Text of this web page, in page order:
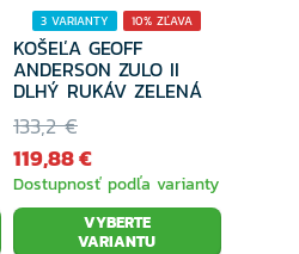
3 VARIANTY 10% ZĽAVA
KOŠEĽA GEOFF
ANDERSON ZULO II
DLHÝ RUKÁV ZELENÁ
133,2 €
119,88 €
Dostupnosť podľa varianty
VYBERTE
VARIANTU